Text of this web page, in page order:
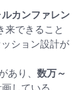
カンファレン
来できること
ション設計が
り、 数万～
している。